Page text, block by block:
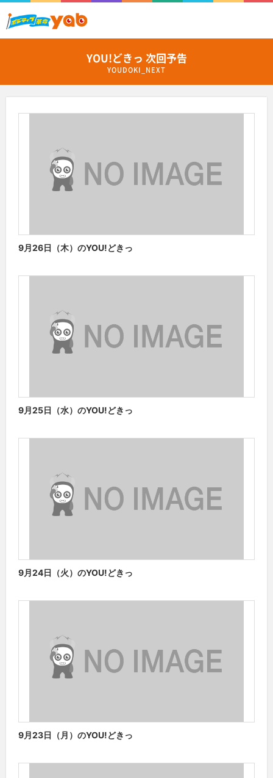
YOU!どきっ 次回予告
YOUDOKI_NEXT
9月26日（木）のYOU!どきっ
9月25日（水）のYOU!どきっ
9月24日（火）のYOU!どきっ
9月23日（月）のYOU!どきっ